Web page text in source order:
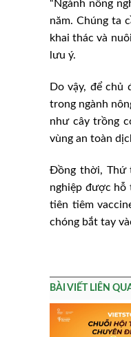
“Ngành nông
năm. Chúng ta
khai thác và
lưu ý.
Do vậy, để chủ
trong ngành
như cây trồng
vùng an toàn
Đồng thời, Thứ
nghiệp được hỗ
tiên tiêm
chóng bắt tay
BÀI VIẾT LIÊN